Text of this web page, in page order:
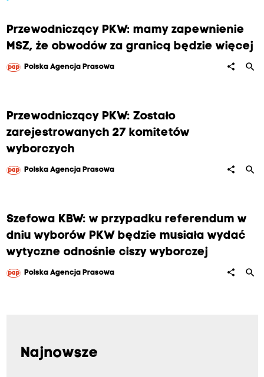
Przewodniczący PKW: mamy zapewnienie
MSZ, że obwodów za granicą będzie więcej
Polska Agencja Prasowa share search
Przewodniczący PKW: Zostało
zarejestrowanych 27 komitetów
wyborczych
Polska Agencja Prasowa share search
Szefowa KBW: w przypadku referendum w
dniu wyborów PKW będzie musiała wydać
wytyczne odnośnie ciszy wyborczej
Polska Agencja Prasowa share search
Najnowsze